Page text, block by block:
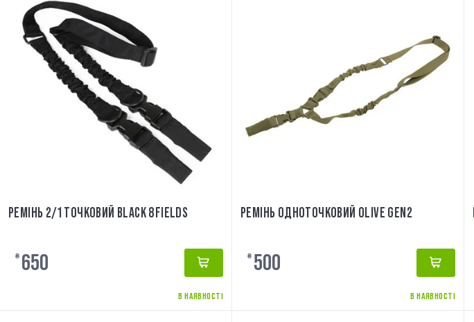
РЕМІНЬ 2/1 ТОЧКОВИЙ BLACK 8FIELDS
₴ 650
В НАЯВНОСТІ
РЕМІНЬ ОДНОТОЧКОВИЙ OLIVE GEN2
₴ 500
В НАЯВНОСТІ